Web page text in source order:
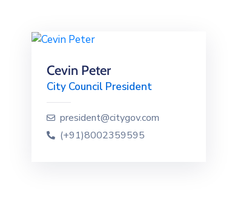
Cevin Peter
City Council President
president@citygov.com
(+91)8002359595